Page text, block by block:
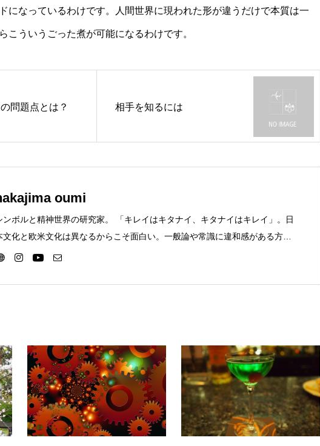
になっているわけです。人間世界に現われた形が違うだけで本質は一
こういうごった煮が可能になるわけです。
問題点とは？ 相手を知るには
oumi
ンボルと精神世界の研究家。 「キレイはキタナイ、キタナイはキレイ」。日
文化と欧米文化は異なるからこそ面白い。一般論や常識に違和感がある方歓
。